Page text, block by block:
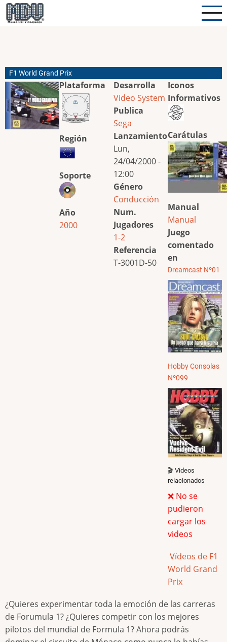
Pasar
al
F1 World Grand Prix
Plataforma
Región
Soporte
Año
2000
Desarrolla
Video System
Publica
Sega
Lanzamiento
Lun,
24/04/2000 -
12:00
Género
Conducción
Num.
Jugadores
1-2
Referencia
T-3001D-50
Iconos
Informativos
Carátulas
Manual
Manual
Juego
comentado
en
Dreamcast Nº01
Hobby Consolas
Nº099
🎬 Videos
relacionados
❌ No se
pudieron
cargar los
videos
Vídeos de F1
World Grand
Prix
¿Quieres experimentar toda la emoción de las carreras
de Forumula 1? ¿Quieres competir con los mejores
pilotos del mundial de Formula 1? Ahora podrás